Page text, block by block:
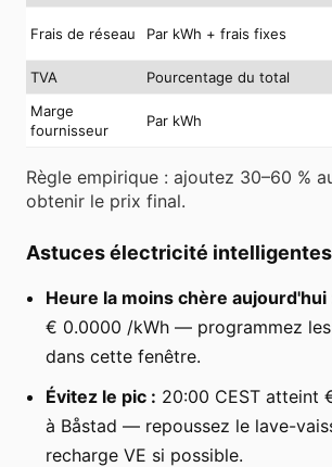
Frais de réseau Par kWh + frais fixes
TVA
Pourcentage du total
Marge
fournisseur
Par kWh
Règle empirique : ajoutez 30–60 %
obtenir le prix final.
Astuces électricité intelligentes
Heure la moins chère aujourd'hui
€ 0.0000 /kWh — programmez
dans cette fenêtre.
Évitez le pic : 20:00 CEST atteint
à Båstad — repoussez le lave-
recharge VE si possible.